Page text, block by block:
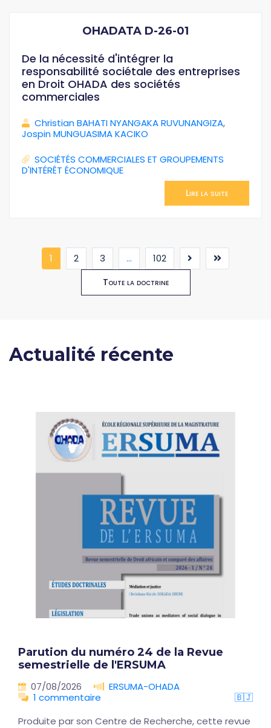
OHADATA D-26-01
De la nécessité d'intégrer la
responsabilité sociétale des entreprises
en Droit OHADA des sociétés
commerciales
Christian BAHATI NYANGAKA RUVUNANGIZA,
Jospin MUNGUASIMA KACIKO
SOCIÉTÉS COMMERCIALES ET GROUPEMENTS
D'INTÉRÊT ÉCONOMIQUE
Lire la suite
1 (current)
2 3 ... 102
Toute la doctrine
Actualité récente
Parution du numéro 24 de la Revue
semestrielle de l'ERSUMA
07/08/2026
ERSUMA-OHADA
1 commentaire
🇧🇯
Produite par son Centre de Recherche, cette revue